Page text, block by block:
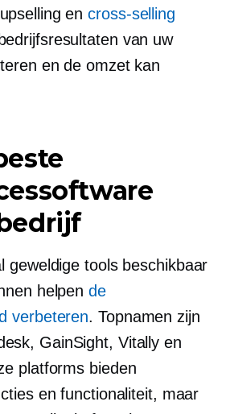
encross-selling
van uw
en de omzet kan
geweldige tools beschikbaar
helpende
verbeteren. Topnamen zijn
GainSight, Vitally en
platforms bieden
en functionaliteit, maar